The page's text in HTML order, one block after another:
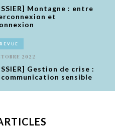
Montagne : entre
et
2022
Gestion de crise :
communication sensible